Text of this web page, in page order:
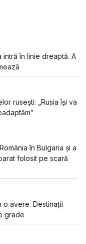
intră în linie dreaptă. A
rusești: „Rusia își va
în Bulgaria și a
folosit pe scară
o avere. Destinații
grade